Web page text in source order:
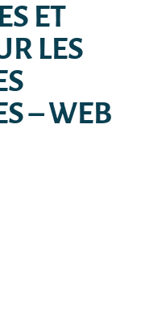
ET
LES
– WEB